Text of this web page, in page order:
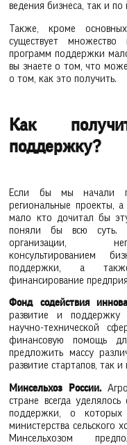
ведения бизнеса, так и
Также, кроме
существует
программ поддержки
вы знаете о том, что
о том, как это получить.
Как
поддержку?
Если бы мы начали
региональные проекты,
мало кто дочитал бы
поняли бы всю суть.
организации,
консультированием
поддержки, а
финансирование
Фонд содействия
развитие и
научно-технической
финансовую помощь
предложить массу
развитие стартапов, так
Минсельхоз России.
стране всегда
поддержки, о
министерства сельского
Минсельхозом